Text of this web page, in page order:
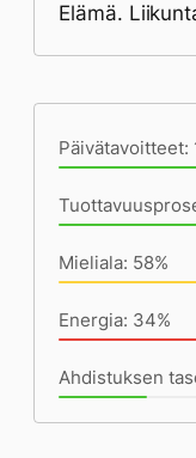
Elämä.
Päivätavoitteet:
Mieliala: 58%
Energia: 34%
Ahdistuksen